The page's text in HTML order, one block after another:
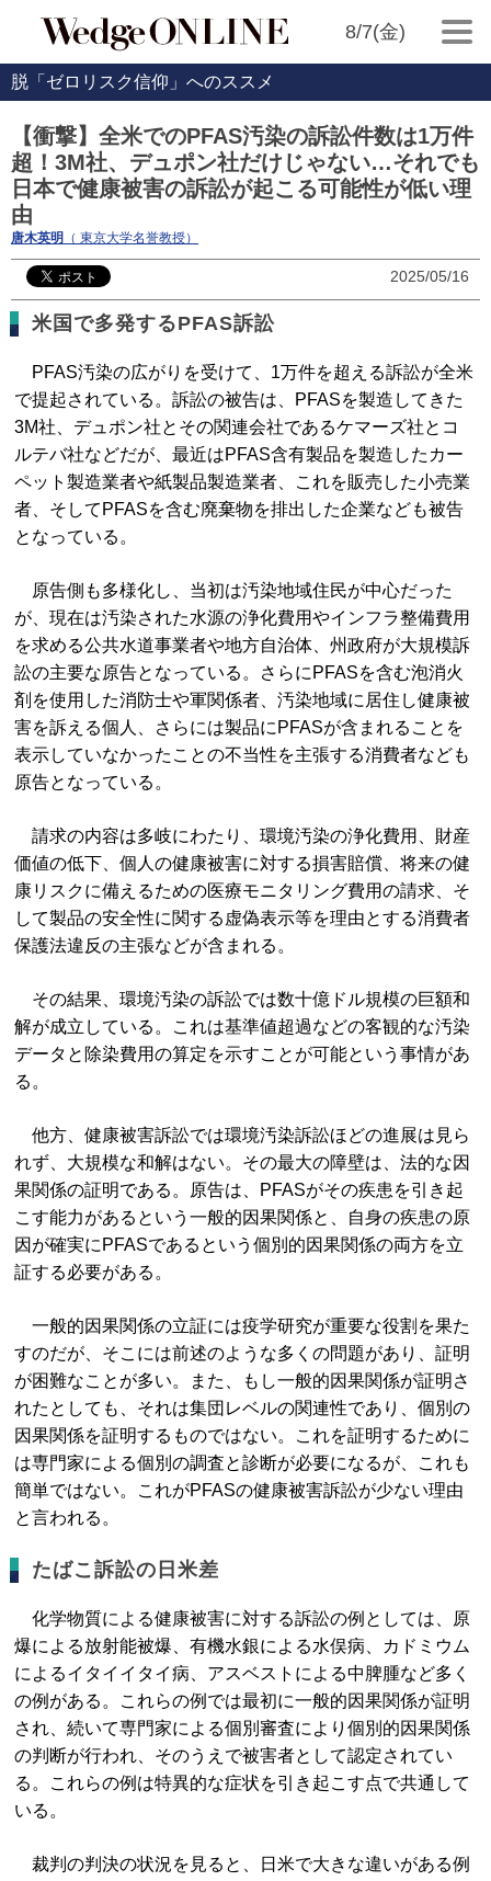
8/7(金)
脱「ゼロリスク信仰」へのススメ
【衝撃】全米でのPFAS汚染の訴訟件数は1万件
超！3M社、デュポン社だけじゃない…それでも
日本で健康被害の訴訟が起こる可能性が低い理
由
唐木英明 （ 東京大学名誉教授）
2025/05/16
米国で多発するPFAS訴訟
PFAS汚染の広がりを受けて、1万件を超える訴訟が全米
で提起されている。訴訟の被告は、PFASを製造してきた
3M社、デュポン社とその関連会社であるケマーズ社とコ
ルテバ社などだが、最近はPFAS含有製品を製造したカー
ペット製造業者や紙製品製造業者、これを販売した小売業
者、そしてPFASを含む廃棄物を排出した企業なども被告
となっている。
原告側も多様化し、当初は汚染地域住民が中心だった
が、現在は汚染された水源の浄化費用やインフラ整備費用
を求める公共水道事業者や地方自治体、州政府が大規模訴
訟の主要な原告となっている。さらにPFASを含む泡消火
剤を使用した消防士や軍関係者、汚染地域に居住し健康被
害を訴える個人、さらには製品にPFASが含まれることを
表示していなかったことの不当性を主張する消費者なども
原告となっている。
請求の内容は多岐にわたり、環境汚染の浄化費用、財産
価値の低下、個人の健康被害に対する損害賠償、将来の健
康リスクに備えるための医療モニタリング費用の請求、そ
して製品の安全性に関する虚偽表示等を理由とする消費者
保護法違反の主張などが含まれる。
その結果、環境汚染の訴訟では数十億ドル規模の巨額和
解が成立している。これは基準値超過などの客観的な汚染
データと除染費用の算定を示すことが可能という事情があ
る。
他方、健康被害訴訟では環境汚染訴訟ほどの進展は見ら
れず、大規模な和解はない。その最大の障壁は、法的な因
果関係の証明である。原告は、PFASがその疾患を引き起
こす能力があるという一般的因果関係と、自身の疾患の原
因が確実にPFASであるという個別的因果関係の両方を立
証する必要がある。
一般的因果関係の立証には疫学研究が重要な役割を果た
すのだが、そこには前述のような多くの問題があり、証明
が困難なことが多い。また、もし一般的因果関係が証明さ
れたとしても、それは集団レベルの関連性であり、個別の
因果関係を証明するものではない。これを証明するために
は専門家による個別の調査と診断が必要になるが、これも
簡単ではない。これがPFASの健康被害訴訟が少ない理由
と言われる。
たばこ訴訟の日米差
化学物質による健康被害に対する訴訟の例としては、原
爆による放射能被爆、有機水銀による水俣病、カドミウム
によるイタイイタイ病、アスベストによる中脾腫など多く
の例がある。これらの例では最初に一般的因果関係が証明
され、続いて専門家による個別審査により個別的因果関係
の判断が行われ、そのうえで被害者として認定されてい
る。これらの例は特異的な症状を引き起こす点で共通して
いる。
裁判の判決の状況を見ると、日米で大きな違いがある例